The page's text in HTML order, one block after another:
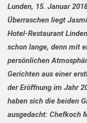
Lunden, 15. Januar
Überraschen liegt
Hotel-Restaurant
schon lange, denn mit
persönlichen
Gerichten aus einer
der Eröffnung im Jahr
haben sich die beiden
ausgedacht: Chefkoch